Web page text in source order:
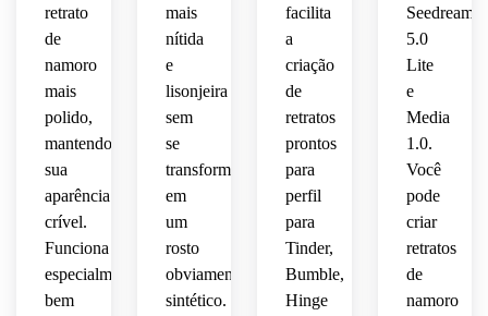
ambiental
realista.
retrato
de
namoro
mais
polido,
mantendo
sua
aparência
crível.
Funciona
especialmente
bem
mais
nítida
e
lisonjeira
sem
se
transformar
em
um
rosto
obviamente
sintético.
facilita
a
criação
de
retratos
prontos
para
perfil
para
Tinder,
Bumble,
Hinge
Seedream
5.0
Lite
e
Media
1.0.
Você
pode
criar
retratos
de
namoro